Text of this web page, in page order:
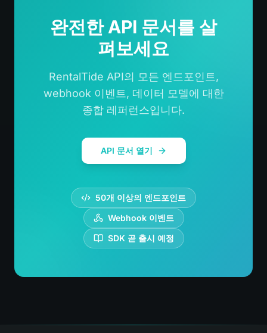
완전한 API 문서를 살
펴보세요
RentalTide API의 모든 엔드포인트,
webhook 이벤트, 데이터 모델에 대한
종합 레퍼런스입니다.
API 문서 열기
50개 이상의 엔드포인트
Webhook 이벤트
SDK 곧 출시 예정